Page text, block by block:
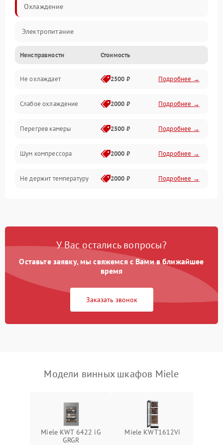
Охлаждение
Электропитание
Неисправности Стоимость
Не охлаждает 2500 ₽ Подробнее →
Слабое охлаждение 2000 ₽ Подробнее →
Перегрев камеры 2500 ₽ Подробнее →
Шум компрессора 2000 ₽ Подробнее →
Не держит температуру 2000 ₽ Подробнее →
У Вас остались вопросы?
Оставьте заявку, мы свяжемся с Вами в ближайшее
время
Заказать звонок
Модели винных шкафов Miele
Miele KWT 6422 iG
GRGR
Miele KWT1612Vi